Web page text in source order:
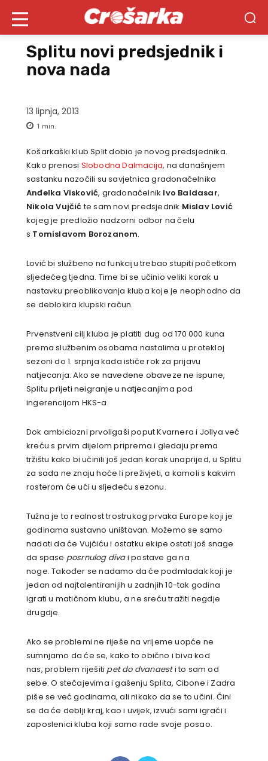
Splitu novi predsjednik i
nova nada
13 lipnja, 2013
1 min.
Košarkaški klub Split dobio je novog predsjednika.
Kako prenosi Slobodna Dalmacija, na današnjem
sastanku nazočili su savjetnica gradonačelnika
Anđelka Visković, gradonačelnik Ivo Baldasar,
Nikola Vujčićte sam novi predsjednik Mislav Lović
kojeg je predložio nadzorni odbor na čelu
s Tomislavom Borozanom.
Lović bi službeno na funkciju trebao stupiti početkom
sljedećeg tjedna. Time bi se učinio veliki korak u
nastavku preoblikovanja kluba koje je neophodno da
se deblokira klupski račun.
Prvenstveni cilj kluba je platiti dug od 170 000 kuna
prema službenim osobama nastalima u protekloj
sezoni do 1. srpnja kada ističe rok za prijavu
natjecanja. Ako se navedene obaveze ne ispune,
Splitu prijeti neigranje u natjecanjima pod
ingerencijom HKS-a.
Dok ambiciozni prvoligaši poput Kvarnera i Jollya već
kreću s prvim dijelom priprema i gledaju prema
tržištu kako bi učinili još jedan korak unaprijed, u Splitu
za sada ne znaju hoće li preživjeti, a kamoli s kakvim
rosterom će ući u sljedeću sezonu.
Tužna je to realnost trostrukog prvaka Europe koji je
godinama sustavno uništavan. Možemo se samo
nadati da će Vujčiću i ostatku ekipe ostati još snage
da spase posrnulog divai postave ga na
noge. Također se nadamo da će podmladak koji je
jedan od najtalentiranijih u zadnjih 10-tak godina
igrati u matičnom klubu, a ne sreću tražiti negdje
drugdje.
Ako se problemi ne riješe na vrijeme uopće ne
sumnjamo da će se, kako to obično i biva kod
nas, problem riješitipet do dvanaesti to sam od
sebe. O stečajevima i gašenju Splita, Cibone i Zadra
piše se već godinama, ali nikako da se to učini. Čini
se da će deblji kraj, kao i uvijek, izvući sami igrači i
zaposlenici kluba koji samo rade svoje posao.